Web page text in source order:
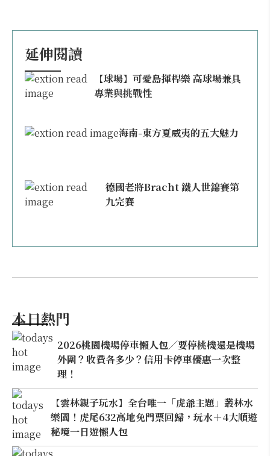
延伸閱讀
【球場】可愛島揮桿樂 高球場兼具
專業與挑戰性
海南-東方夏威夷的五大魅力
德國老將Bracht 鐵人世錦賽第
九完賽
本日熱門
2026桃園機場停車懶人包／要停桃機還是機場
外圍？收費各多少？信用卡停車優惠一次整
理！
【雲林親子玩水】全台唯一「虎爺主題」叢林水
樂園！虎尾632高地免門票回歸，玩水＋4大順遊
秘境一日遊懶人包